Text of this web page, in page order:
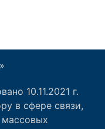
10.11.2021 г.
в сфере связи,